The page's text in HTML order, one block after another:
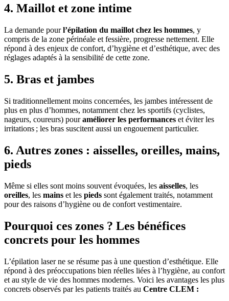
4. Maillot et zone intime
La demande pourl’épilation du maillot chez les hommes, y
compris de la zone périnéale et fessière, progresse nettement. Elle
répond à des enjeux de confort, d’hygiène et d’esthétique, avec des
réglages adaptés à la sensibilité de cette zone.
5. Bras et jambes
Si traditionnellement moins concernées, les jambes intéressent de
plus en plus d’hommes, notamment chez les sportifs (cyclistes,
nageurs, coureurs) pouraméliorer les performances et éviter les
irritations ; les bras suscitent aussi un engouement particulier.
6. Autres zones : aisselles, oreilles, mains,
pieds
Même si elles sont moins souvent évoquées, les aisselles, les
oreilles, les mains et les pieds sont également traités, notamment
pour des raisons d’hygiène ou de confort vestimentaire.
Pourquoi ces zones ? Les bénéfices
concrets pour les hommes
L’épilation laser ne se résume pas à une question d’esthétique. Elle
répond à des préoccupations bien réelles liées à l’hygiène, au confort
et au style de vie des hommes modernes. Voici les avantages les plus
concrets observés par les patients traités au Centre CLEM :